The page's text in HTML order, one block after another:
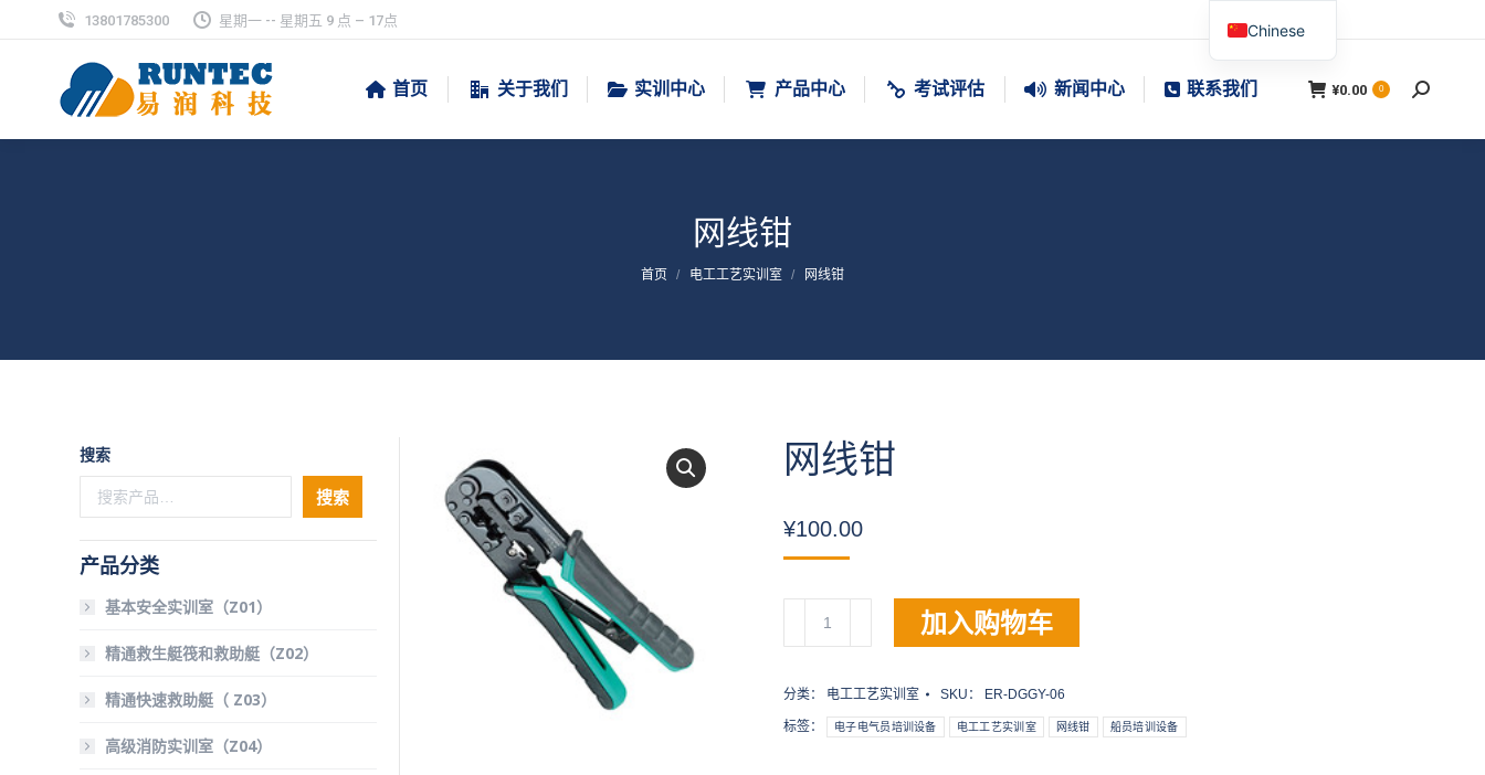
13801785300 星期一 -- 星期五 9 点 – 17点
首页 关于我们 实训中心 产品中心 考试评估 新闻中心 联系我们 ¥0.00 0
搜
网线钳
您在这里：
首页 电工工艺实训室 网线钳
网线钳
¥100.00
数
加入购物车
分类： 电工工艺实训室 SKU： ER-DGGY-06
标签： 电子电气员培训设备 电工工艺实训室 网线钳 船员培训设备
搜索
搜索
产品分类
基本安全实训室（Z01）
精通救生艇筏和救助艇（Z02）
精通快速救助艇（ Z03）
高级消防实训室（Z04）
Chinese